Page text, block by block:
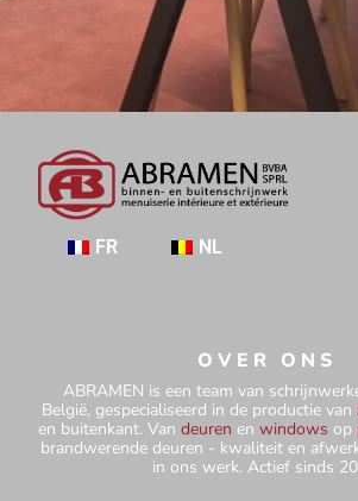
FR NL
OVER ONS
ABRAMEN is een team van
België, gespecialiseerd in de productie van
en buitenkant. Van deuren en windows op
brandwerende deuren - kwaliteit en
in ons werk. Actief sinds